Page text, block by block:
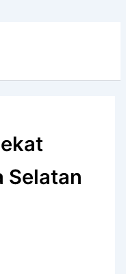
Selatan